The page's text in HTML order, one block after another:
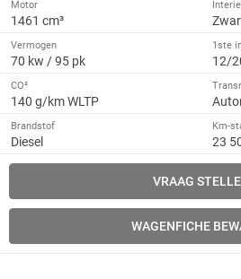
Motor
1461 cm³
Vermogen
70 kw / 95 pk
CO²
140 g/km WLTP
Brandstof
Diesel
1ste
12/
Km-
23
VRAAG
WAGENFICHE